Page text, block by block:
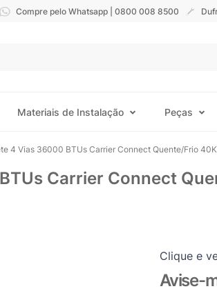
Compre pelo Whatsapp | 0800 008 8500
Materiais de Instalação Peças
4 Vias 36000 BTUs Carrier Connect Quente/Frio
Carrier Connect
Clique e
Avise-